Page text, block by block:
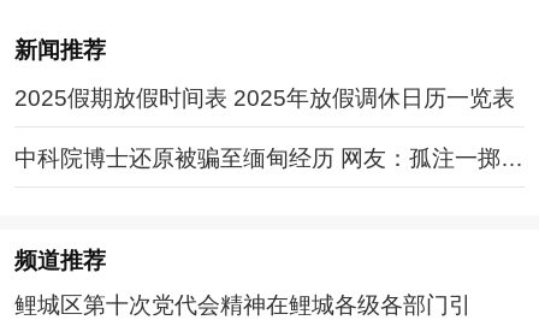
新闻推荐
2025假期放假时间表 2025年放假调休日历一览表
中科院博士还原被骗至缅甸经历 网友：孤注一掷现
实版
频道推荐
鲤城区第十次党代会精神在鲤城各级各部门引